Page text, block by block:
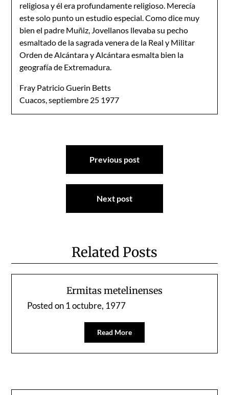
religiosa y él era profundamente religioso. Merecía
este solo punto un estudio especial. Como dice muy
bien el padre Muñiz, Jovellanos llevaba su pecho
esmaltado de la sagrada venera de la Real y Militar
Orden de Alcántara y Alcántara esmalta bien la
geografía de Extremadura.
Fray Patricio Guerin Betts
Cuacos, septiembre 25 1977
Navegación
entradas
Previous post
Next post
Related Posts
Ermitas metelinenses
Posted on1 octubre, 1977
Read More